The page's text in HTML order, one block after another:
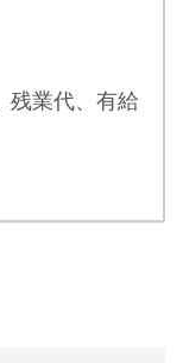
残業代、有給